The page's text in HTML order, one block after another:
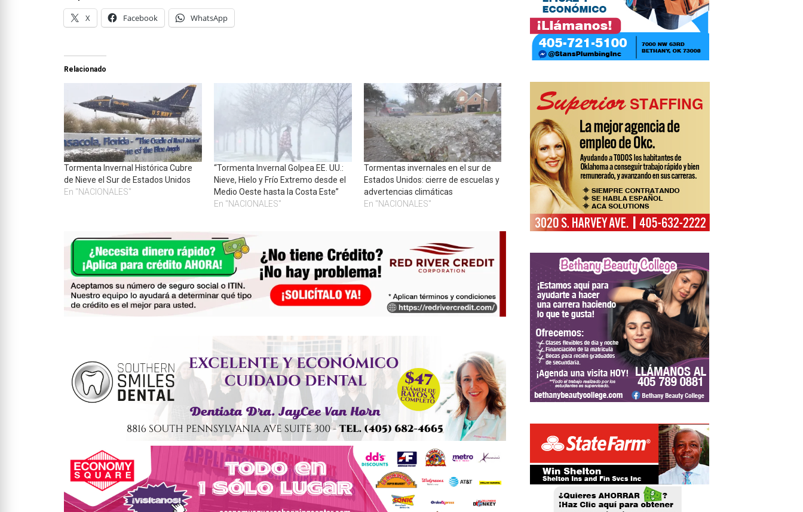
X Facebook WhatsApp
Relacionado
Tormenta Invernal Histórica Cubre
de Nieve el Sur de Estados Unidos
En "NACIONALES"
“Tormenta Invernal Golpea EE. UU.:
Nieve, Hielo y Frío Extremo desde el
Medio Oeste hasta la Costa Este”
En "NACIONALES"
Tormentas invernales en el sur de
Estados Unidos: cierre de escuelas y
advertencias climáticas
En "NACIONALES"